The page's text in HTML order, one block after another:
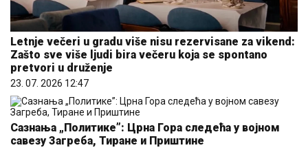
Letnje večeri u gradu više nisu rezervisane za vikend:
Zašto sve više ljudi bira večeru koja se spontano
pretvori u druženje
23. 07. 2026 12:47
Сазнања „Политике”: Црна Гора следећа у војном
савезу Загреба, Тиране и Приштине